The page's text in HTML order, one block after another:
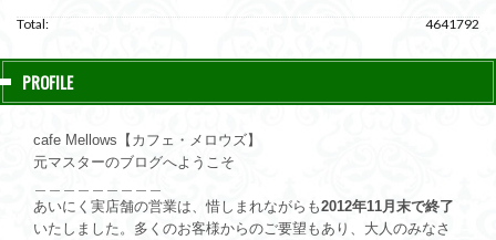
4641792
Total:
PROFILE
cafe Mellows【カフェ・メロウズ】
元マスターのブログへようこそ
あいにく実店舗の営業は、惜しまれながらも2012年11月末で終了
いたしました。多くのお客様からのご要望もあり、大人のみなさ